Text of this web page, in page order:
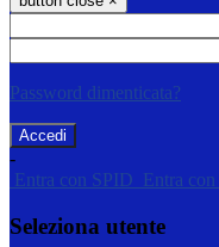
Password dimenticata?
-
Entra con SPID
Entra
Seleziona utente